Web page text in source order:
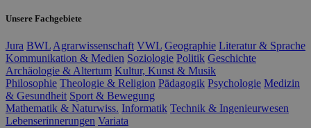
Unsere Fachgebiete
Jura BWL Agrarwissenschaft VWL Geographie Literatur & Sprache
Kommunikation & Medien Soziologie Politik Geschichte
Archäologie & Altertum Kultur, Kunst & Musik
Philosophie Theologie & Religion Pädagogik Psychologie Medizin
& Gesundheit Sport & Bewegung
Mathematik & Naturwiss. Informatik Technik & Ingenieurwesen
Lebenserinnerungen Variata